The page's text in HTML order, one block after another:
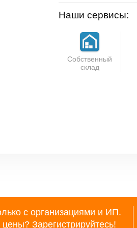
Наши сервисы:
Собственный
склад
с организациями и ИП.
цены? Зарегистрируйтесь!